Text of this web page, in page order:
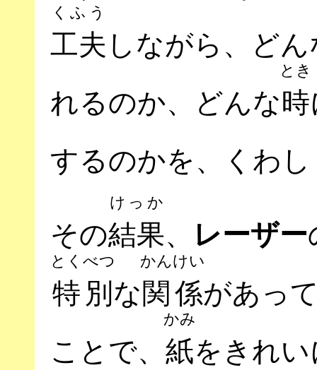
工夫
くふう
しながら、ど
れるのか、どんな時
とき
するのかを、くわ
その結果
けっか
、 レーザー
特別
とくべつ
な関係
かんけい
があっ
ことで、紙
かみ
をきれ